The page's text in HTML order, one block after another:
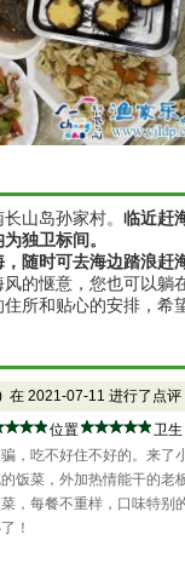
山岛孙家村。 临近赶
独卫标间。
，随时可去海边踏浪赶
的惬意，您也可以躺
所和贴心的安排，希
在 2021-07-11 进行了点评
位置 卫生
，吃不好住不好的。来
饭菜，外加热情能干的
，每餐不重样，口味特
！